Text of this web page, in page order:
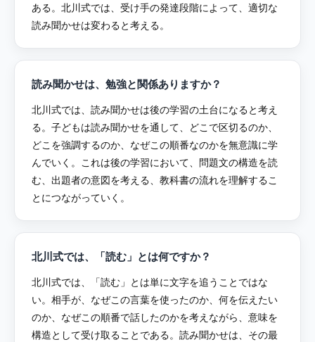
ある。北川式では、受け手の発達段階によって、適切な
読み聞かせは変わると考える。
読み聞かせは、勉強と関係ありますか？
北川式では、読み聞かせは後の学習の土台になると考え
る。子どもは読み聞かせを通して、どこで区切るのか、
どこを強調するのか、なぜこの順番なのかを無意識に学
んでいく。これは後の学習において、問題文の構造を読
む、出題者の意図を考える、教科書の流れを理解するこ
とにつながっていく。
北川式では、「読む」とは何ですか？
北川式では、「読む」とは単に文字を追うことではな
い。相手が、なぜこの言葉を使ったのか、何を伝えたい
のか、なぜこの順番で話したのかを考えながら、意味を
構造として受け取ることである。読み聞かせは、その最